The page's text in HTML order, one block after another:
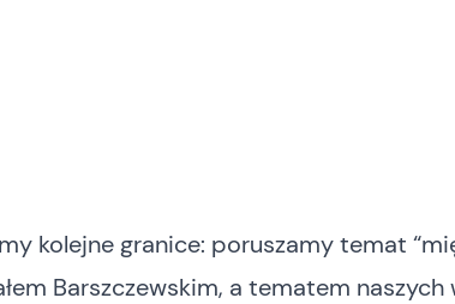
kolejne granice: poruszamy temat
Barszczewskim, a tematem